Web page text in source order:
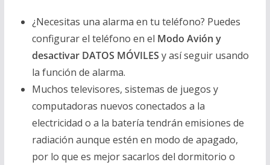
¿Necesitas una alarma en tu teléfono? Puedes
configurar el teléfono en el Modo Avión y
desactivar DATOS MÓVILES y así seguir usando
la función de alarma.
Muchos televisores, sistemas de juegos y
computadoras nuevos conectados a la
electricidad o a la batería tendrán emisiones de
radiación aunque estén en modo de apagado,
por lo que es mejor sacarlos del dormitorio o